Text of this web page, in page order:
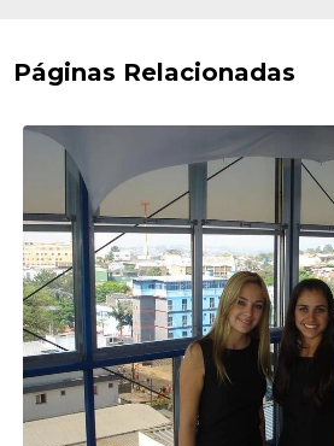
Páginas Relacionadas